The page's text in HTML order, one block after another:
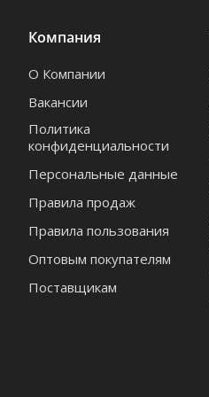
Компания
О Компании
Вакансии
Политика
конфиденциальности
Персональные данные
Правила продаж
Правила пользования
Оптовым покупателям
Поставщикам